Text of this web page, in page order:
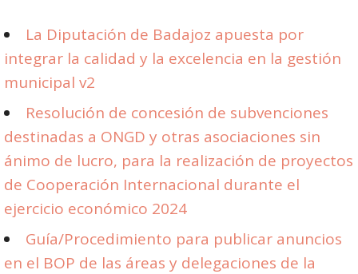
La Diputación de Badajoz apuesta por
integrar la calidad y la excelencia en la gestión
municipal v2
Resolución de concesión de subvenciones
destinadas a ONGD y otras asociaciones sin
ánimo de lucro, para la realización de proyectos
de Cooperación Internacional durante el
ejercicio económico 2024
Guía/Procedimiento para publicar anuncios
en el BOP de las áreas y delegaciones de la